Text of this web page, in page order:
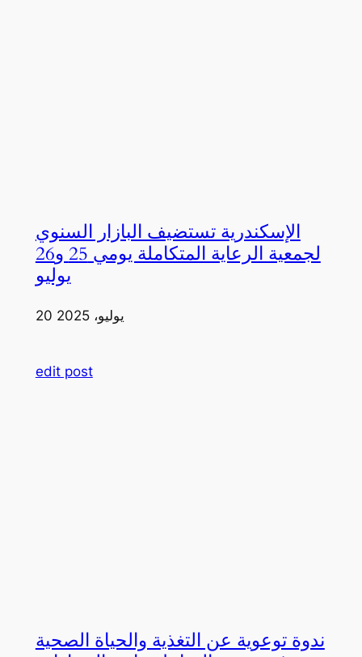
الإسكندرية تستضيف البازار السنوي
لجمعية الرعاية المتكاملة يومي 25 و26
يوليو
20 يوليو، 2025
edit post
ندوة توعوية عن التغذية والحياة الصحية